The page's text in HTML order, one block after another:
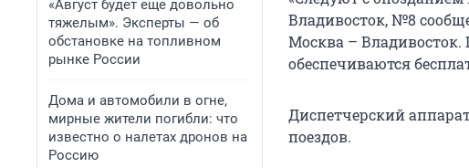
«Август будет еще довольно
тяжелым». Эксперты — об
обстановке на топливном
рынке России
Дома и автомобили в огне,
мирные жители погибли: что
известно о налетах дронов на
Россию
Владивосток, №8
Москва – Владивосток.
обеспечиваются
Диспетчерский
поездов.